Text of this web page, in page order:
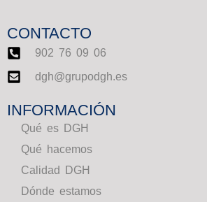
CONTACTO
902 76 09 06
dgh@grupodgh.es
INFORMACIÓN
Qué es DGH
Qué hacemos
Calidad DGH
Dónde estamos